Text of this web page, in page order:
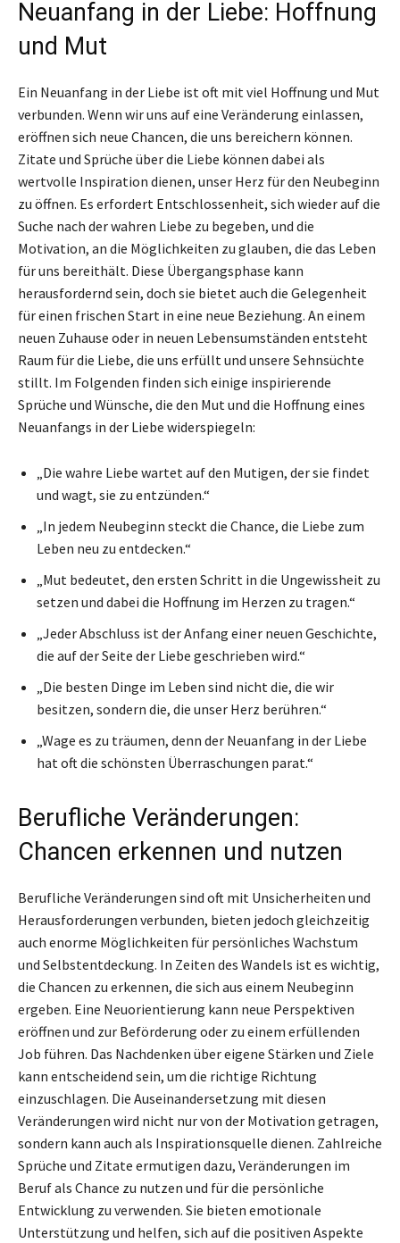
Neuanfang in der Liebe: Hoffnung
und Mut
Ein Neuanfang in der Liebe ist oft mit viel Hoffnung und Mut
verbunden. Wenn wir uns auf eine Veränderung einlassen,
eröffnen sich neue Chancen, die uns bereichern können.
Zitate und Sprüche über die Liebe können dabei als
wertvolle Inspiration dienen, unser Herz für den Neubeginn
zu öffnen. Es erfordert Entschlossenheit, sich wieder auf die
Suche nach der wahren Liebe zu begeben, und die
Motivation, an die Möglichkeiten zu glauben, die das Leben
für uns bereithält. Diese Übergangsphase kann
herausfordernd sein, doch sie bietet auch die Gelegenheit
für einen frischen Start in eine neue Beziehung. An einem
neuen Zuhause oder in neuen Lebensumständen entsteht
Raum für die Liebe, die uns erfüllt und unsere Sehnsüchte
stillt. Im Folgenden finden sich einige inspirierende
Sprüche und Wünsche, die den Mut und die Hoffnung eines
Neuanfangs in der Liebe widerspiegeln:
„Die wahre Liebe wartet auf den Mutigen, der sie findet
und wagt, sie zu entzünden.“
„In jedem Neubeginn steckt die Chance, die Liebe zum
Leben neu zu entdecken.“
„Mut bedeutet, den ersten Schritt in die Ungewissheit zu
setzen und dabei die Hoffnung im Herzen zu tragen.“
„Jeder Abschluss ist der Anfang einer neuen Geschichte,
die auf der Seite der Liebe geschrieben wird.“
„Die besten Dinge im Leben sind nicht die, die wir
besitzen, sondern die, die unser Herz berühren.“
„Wage es zu träumen, denn der Neuanfang in der Liebe
hat oft die schönsten Überraschungen parat.“
Berufliche Veränderungen:
Chancen erkennen und nutzen
Berufliche Veränderungen sind oft mit Unsicherheiten und
Herausforderungen verbunden, bieten jedoch gleichzeitig
auch enorme Möglichkeiten für persönliches Wachstum
und Selbstentdeckung. In Zeiten des Wandels ist es wichtig,
die Chancen zu erkennen, die sich aus einem Neubeginn
ergeben. Eine Neuorientierung kann neue Perspektiven
eröffnen und zur Beförderung oder zu einem erfüllenden
Job führen. Das Nachdenken über eigene Stärken und Ziele
kann entscheidend sein, um die richtige Richtung
einzuschlagen. Die Auseinandersetzung mit diesen
Veränderungen wird nicht nur von der Motivation getragen,
sondern kann auch als Inspirationsquelle dienen. Zahlreiche
Sprüche und Zitate ermutigen dazu, Veränderungen im
Beruf als Chance zu nutzen und für die persönliche
Entwicklung zu verwenden. Sie bieten emotionale
Unterstützung und helfen, sich auf die positiven Aspekte